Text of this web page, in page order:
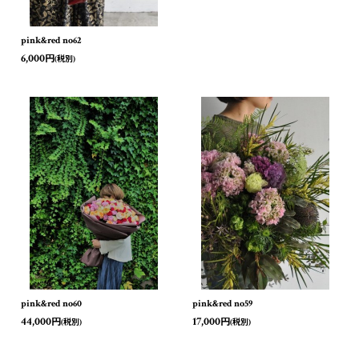
pink&red no62
6,000円(税別)
pink&red no60
44,000円(税別)
pink&red no59
17,000円(税別)